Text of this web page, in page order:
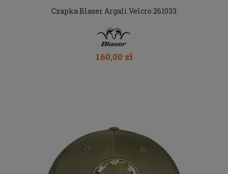
Czapka Blaser Argali Velcro 261033
160,00 zł